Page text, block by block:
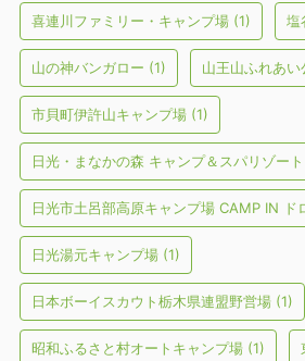
喜連川ファミリー・キャンプ場 (1) 塩
山の神バンガロー (1) 山王山ふれあい
市貝町伊許山キャンプ場 (1)
日光・まなかの森 キャンプ＆スパリゾート
日光市土呂部高原キャンプ場 CAMP IN ド
日光湯元キャンプ場 (1)
日本ボーイスカウト栃木県連盟野営場 (1)
昭和ふるさと村オートキャンプ場 (1)